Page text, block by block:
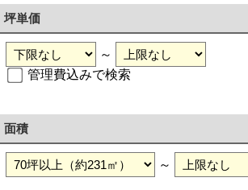
坪単価
～
管理費込みで検索
面積
～